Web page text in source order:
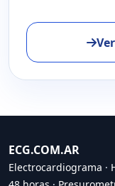
ECG.COM.AR
Electrocardiograma ·